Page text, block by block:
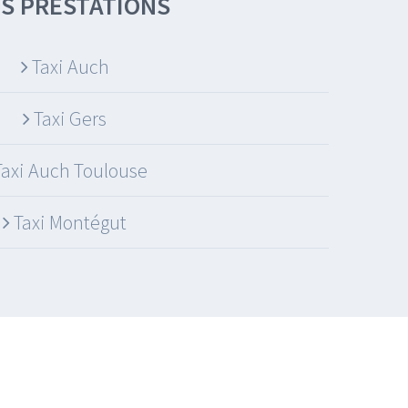
Taxi Auch
Taxi Gers
Auch Toulouse
Taxi Montégut